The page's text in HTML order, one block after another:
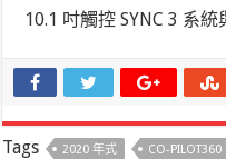
10.1 吋觸控 SYNC 3 系
Tags 2020 年式 CO-PILOT360